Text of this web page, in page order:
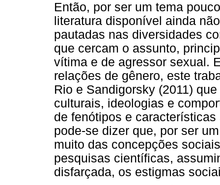
Então, por ser um tema
literatura disponível ainda
pautadas nas diversidades
que cercam o assunto,
vítima e de agressor sexual.
relações de gênero, este
Rio e Sandigorsky (2011)
culturais, ideologias e
de fenótipos e
pode-se dizer que, por ser
muito das concepções
pesquisas científicas,
disfarçada, os estigmas